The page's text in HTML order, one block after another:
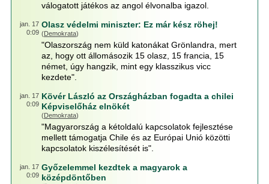
válogatott játékos az angol élvonalba igazol.
jan. 17
0:09
Olasz védelmi miniszter: Ez már kész röhej!
(Demokrata)
"Olaszország nem küld katonákat Grönlandra, mert
az, hogy ott állomásozik 15 olasz, 15 francia, 15
német, úgy hangzik, mint egy klasszikus vicc
kezdete".
jan. 17
0:09
Kövér László az Országházban fogadta a chilei
Képviselőház elnökét
(Demokrata)
"Magyarország a kétoldalú kapcsolatok fejlesztése
mellett támogatja Chile és az Európai Unió közötti
kapcsolatok kiszélesítését is".
jan. 17
0:09
Győzelemmel kezdtek a magyarok a
középdöntőben